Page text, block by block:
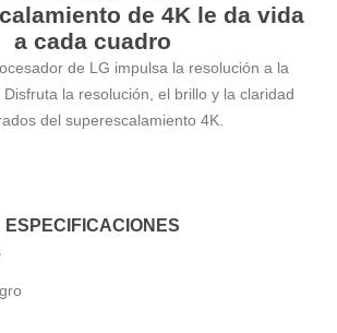
de 4K le da vida
a cada cuadro
de LG impulsa la resolución a la
la resolución, el brillo y la claridad
del superescalamiento 4K.
ESPECIFICACIONES